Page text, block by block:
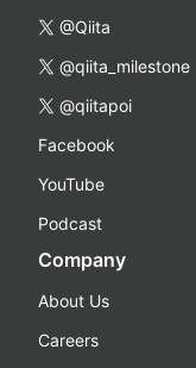
@Qiita
@qiita_milestone
@qiitapoi
Facebook
YouTube
Podcast
Company
About Us
Careers